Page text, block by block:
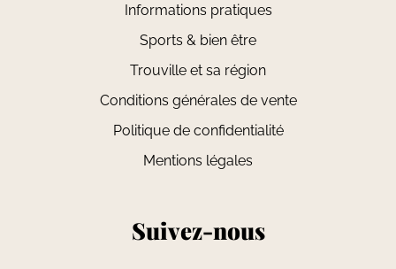
Informations pratiques
Sports & bien être
Trouville et sa région
Conditions générales de vente
Politique de confidentialité
Mentions légales
Suivez-nous